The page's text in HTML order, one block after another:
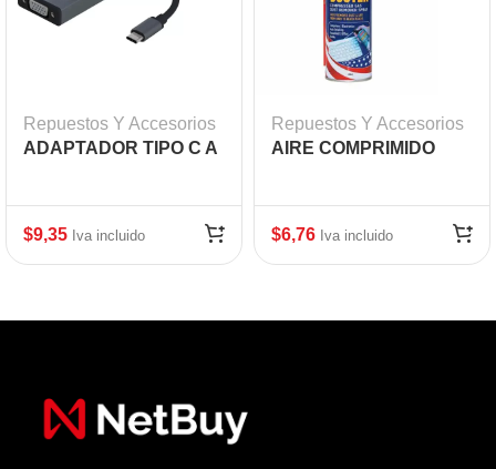
Repuestos Y Accesorios
ADAPTADOR TIPO C A
$9,35 Iva incluido
Repuestos Y Accesorios
AIRE COMPRIMIDO
$6,76 Iva incluido